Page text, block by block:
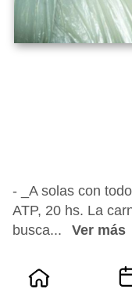
- _A solas con
ATP, 20 hs. La
busca...
Ver más